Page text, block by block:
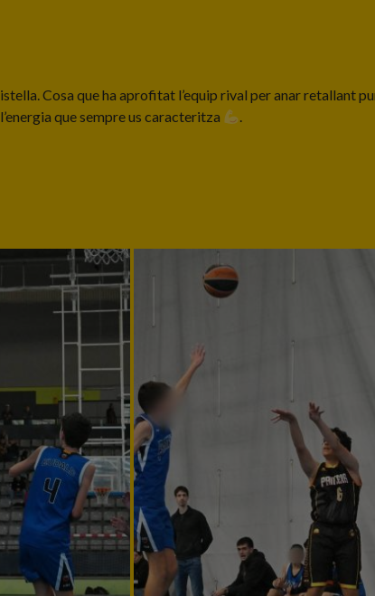
Cosa que ha aprofitat l’equip rival per anar retallant
que sempre us caracteritza
.